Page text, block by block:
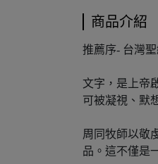
商品介紹
推薦序- 台灣
文字，是上帝
可被凝視、默
周同牧師以敬
品。這不僅是